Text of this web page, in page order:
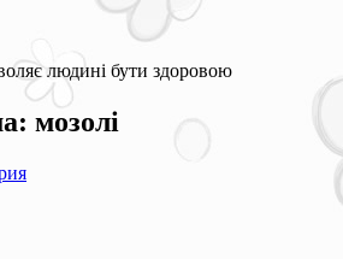
людині бути здоровою
мозолі